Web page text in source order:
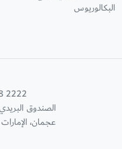
البكالوريوس
2222
الصندوق
عجمان،